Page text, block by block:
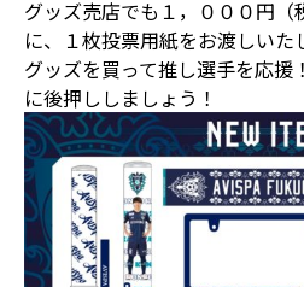
グッズ売店でも１，０００円（
に、１枚投票用紙をお渡しいた
グッズを買って推し選手を応援
に後押ししましょう！